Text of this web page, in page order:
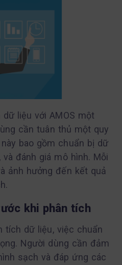
liệu với AMOS một
cần tuân thủ một quy
bao gồm chuẩn bị dữ
và đánh giá mô hình. Mỗi
ảnh hưởng đến kết quả
khi phân tích
tích dữ liệu, việc chuẩn
Người dùng cần đảm
sạch và đáp ứng các